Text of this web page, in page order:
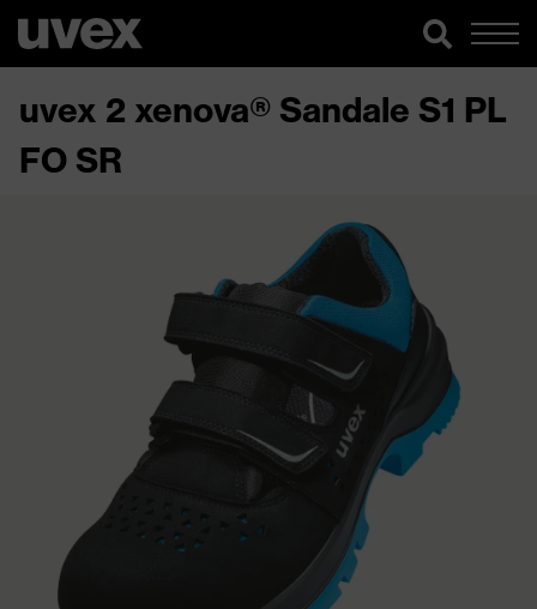
uvex 2 xenova® Sandale S1 PL
FO SR